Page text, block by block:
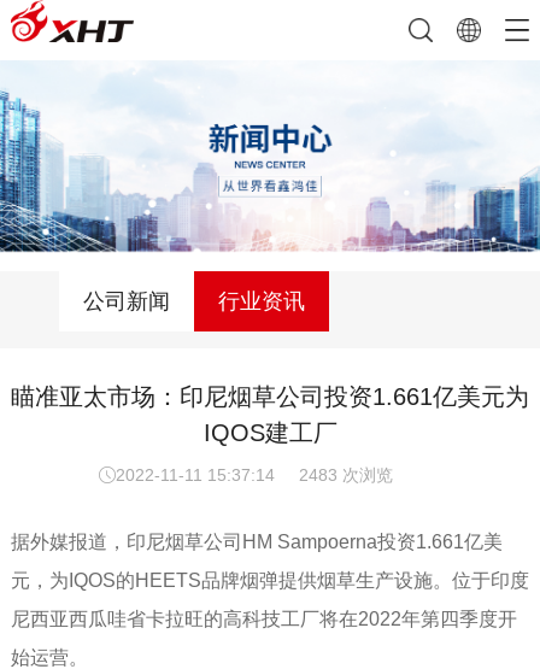
公司新闻 行业资讯
瞄准亚太市场：印尼烟草公司投资1.661亿美元为
IQOS建工厂
2022-11-11 15:37:14 2483 次浏览
据外媒报道，印尼烟草公司HM Sampoerna投资1.661亿美
元，为IQOS的HEETS品牌烟弹提供烟草生产设施。位于印度
尼西亚西瓜哇省卡拉旺的高科技工厂将在2022年第四季度开
始运营。